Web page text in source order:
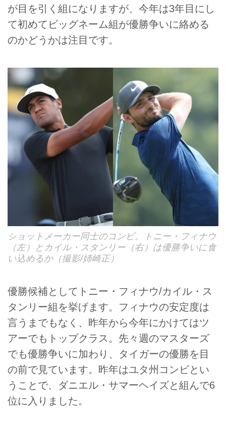
が目を引く組になりますが、今年は3年目にし
て初めてビッグネーム組が優勝争いに絡める
のかどうかは注目です。
ショットメーカー同士のコンビ。トニー・フィナウ
（左）とカイル・スタンリー（右）は優勝争いに食
い込めるか（撮影/姉崎正）
優勝候補としてトニー・フィナウ/カイル・ス
タンリー組を挙げます。フィナウの安定度は
言うまでもなく、昨年から今年にかけてはツ
アーでもトップクラス。先々週のマスターズ
でも優勝争いに加わり、タイガーの優勝を目
の前で見ています。昨年はユタ州コンビとい
うことで、ダニエル・サマーヘイズと組んで6
位に入りました。